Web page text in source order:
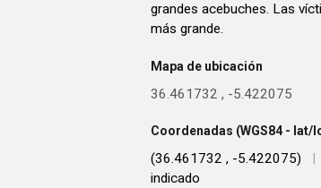
grandes acebuches. Las
más grande.
Mapa de ubicación
36.461732 , -5.422075
Coordenadas (WGS84 - lat/
(36.461732 , -5.422075) |
indicado